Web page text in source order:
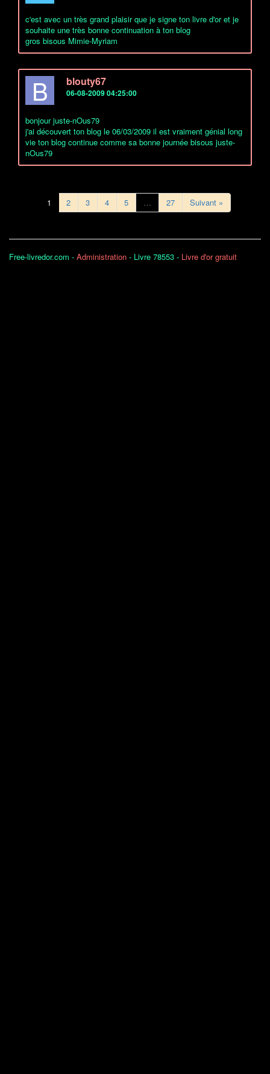
c'est avec un très grand plaisir que je signe ton livre d'or et je
souhaite une très bonne continuation à ton blog
gros bisous Mimie-Myriam
B blouty67
06-08-2009 04:25:00
bonjour juste-nOus79
j'ai découvert ton blog le 06/03/2009 il est vraiment génial long
vie ton blog continue comme sa bonne journée bisous juste-
nOus79
1 2 3 4 5 … 27 Suivant »
Free-livredor.com - Administration - Livre 78553 - Livre d'or gratuit